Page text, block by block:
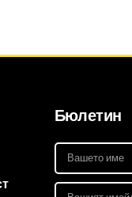
Бюлетин